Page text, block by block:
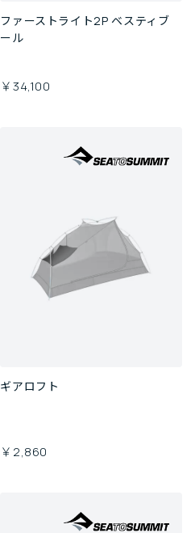
ファーストライト2P ベスティブ
ール
￥34,100
ギアロフト
￥2,860